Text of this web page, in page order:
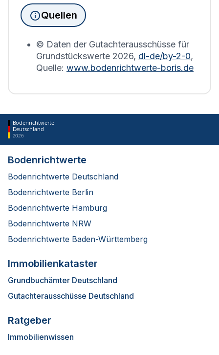
Grundsteuererklärung auf Basis des
Bodenrichtwerts des entsprechenden Jahres
Quellen
© Daten der Gutachterausschüsse für
Grundstückswerte 2026, dl-de/by-2-0,
Quelle: www.bodenrichtwerte-boris.de
Bodenrichtwerte
Deutschland
2026
Bodenrichtwerte
Bodenrichtwerte Deutschland
Bodenrichtwerte Berlin
Bodenrichtwerte Hamburg
Bodenrichtwerte NRW
Bodenrichtwerte Baden-Württemberg
Immobilienkataster
Grundbuchämter Deutschland
Gutachterausschüsse Deutschland
Ratgeber
Immobilienwissen